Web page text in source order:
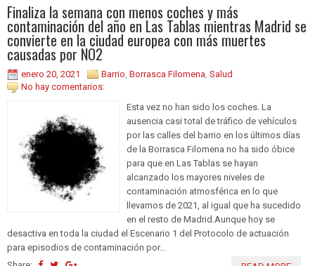
Finaliza la semana con menos coches y más
contaminación del año en Las Tablas mientras Madrid se
convierte en la ciudad europea con más muertes
causadas por NO2
enero 20, 2021 Barrio Borrasca Filomena Salud
No hay comentarios:
Esta vez no han sido los coches. La
ausencia casi total de tráfico de vehículos
por las calles del barrio en los últimos días
de la Borrasca Filomena no ha sido óbice
para que en Las Tablas se hayan
alcanzado los mayores niveles de
contaminación atmosférica en lo que
llevamos de 2021, al igual que ha sucedido
en el resto de Madrid.Aunque hoy se
desactiva en toda la ciudad el Escenario 1 del Protocolo de actuación
para episodios de contaminación por...